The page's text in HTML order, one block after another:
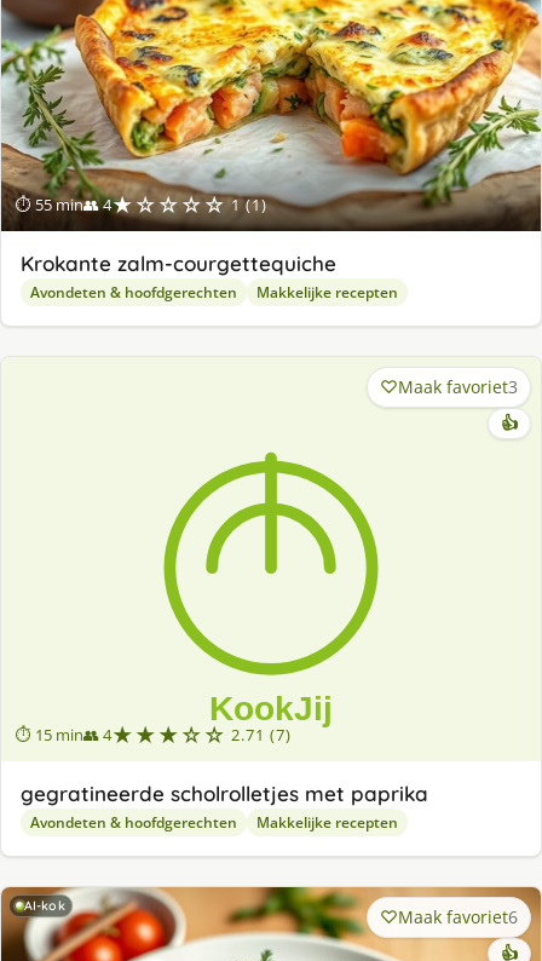
⏱ 55 min👥 4★☆☆☆☆ 1 (1)
Krokante zalm-courgettequiche
Avondeten & hoofdgerechten Makkelijke recepten
⏱ 15 min👥 4★★★☆☆ 2.71 (7)
Maak favoriet3
👍
gegratineerde scholrolletjes met paprika
Avondeten & hoofdgerechten Makkelijke recepten
AI-kok Maak favoriet6
👍